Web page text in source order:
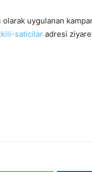
olarak uygulanan
saticilar adresi